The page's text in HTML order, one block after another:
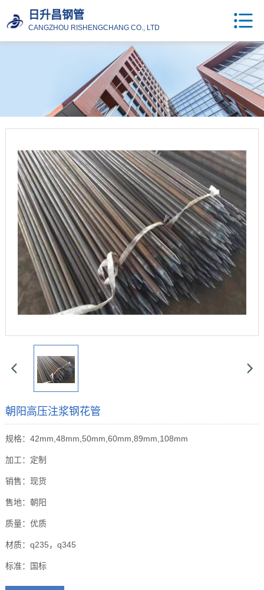
日升昌钢管
CANGZHOU RISHENGCHANG CO., LTD
朝阳高压注浆钢花管
规格：42mm,48mm,50mm,60mm,89mm,108mm
加工：定制
销售：现货
售地：朝阳
质量：优质
材质：q235，q345
标准：国标